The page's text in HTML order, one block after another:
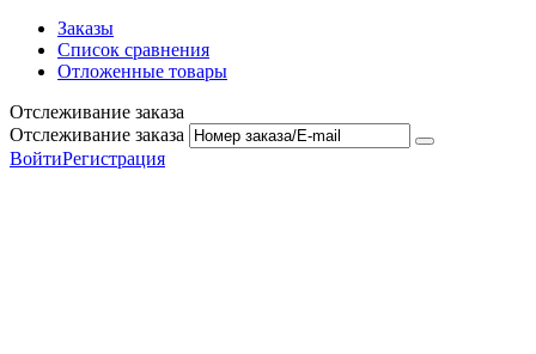
Заказы
Список сравнения
Отложенные товары
Отслеживание заказа
Отслеживание заказа
ВойтиРегистрация